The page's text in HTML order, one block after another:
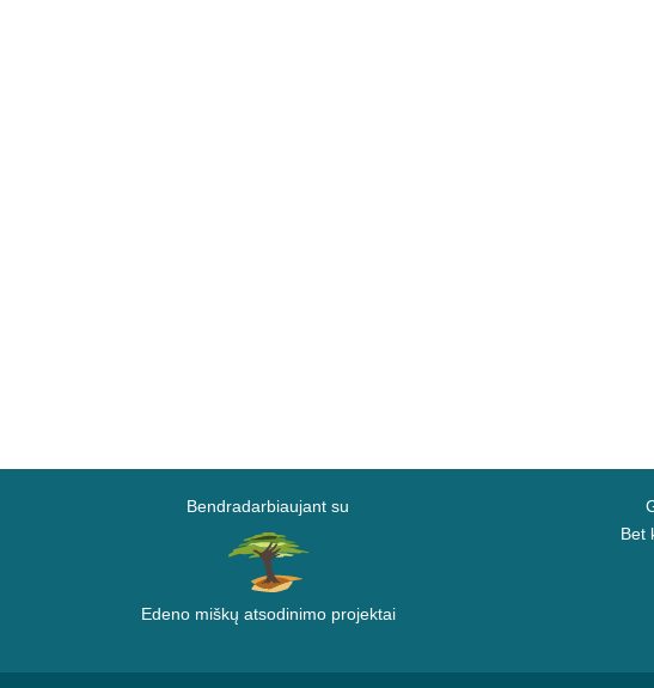
Bendradarbiaujant su
Edeno miškų atsodinimo projektai
Bet